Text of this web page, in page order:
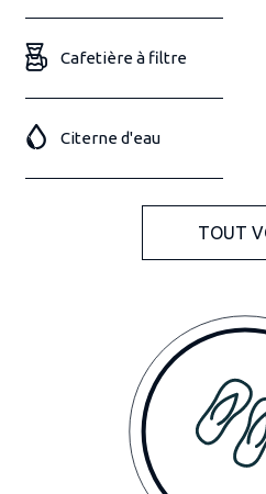
Cafetière à filtre
Citerne d'eau
TOUT